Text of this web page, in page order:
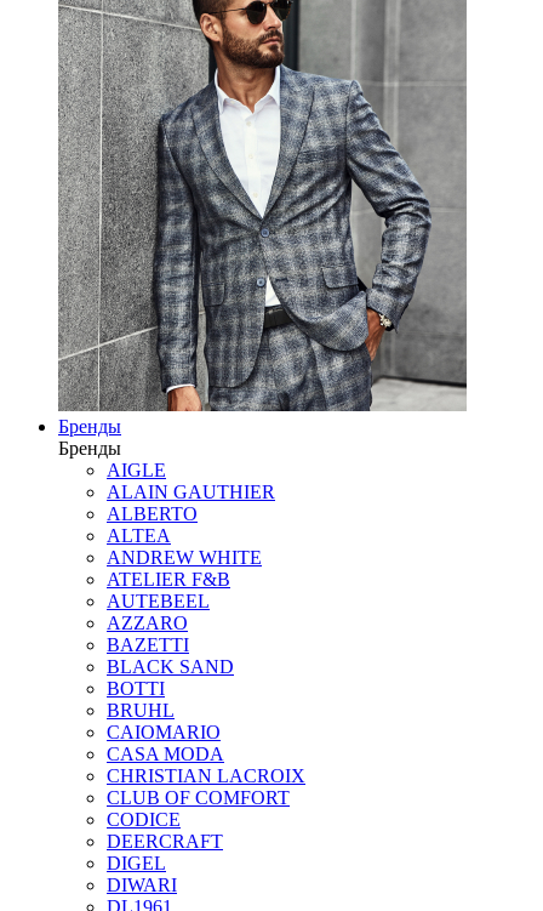
Бренды
Бренды
AIGLE
ALAIN GAUTHIER
ALBERTO
ALTEA
ANDREW WHITE
ATELIER F&B
AUTEBEEL
AZZARO
BAZETTI
BLACK SAND
BOTTI
BRUHL
CAIOMARIO
CASA MODA
CHRISTIAN LACROIX
CLUB OF COMFORT
CODICE
DEERCRAFT
DIGEL
DIWARI